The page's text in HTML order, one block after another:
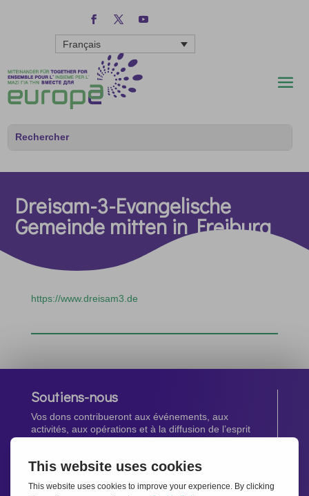
Français
Dreisam-3-Evangelische
Gemeinde mitten in Freiburg
https://www.dreisam3.de
Soutiens-nous
Vos dons contribueront aux événements, aux
activités, aux opérations et à la diffusion de l’esprit